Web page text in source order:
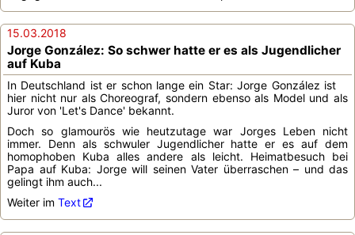
15.03.2018
Jorge González: So schwer hatte er es als Jugendlicher
auf Kuba
In Deutschland ist er schon lange ein Star: Jorge González ist
hier nicht nur als Choreograf, sondern ebenso als Model und als
Juror von 'Let's Dance' bekannt.
Doch so glamourös wie heutzutage war Jorges Leben nicht
immer. Denn als schwuler Jugendlicher hatte er es auf dem
homophoben Kuba alles andere als leicht. Heimatbesuch bei
Papa auf Kuba: Jorge will seinen Vater überraschen – und das
gelingt ihm auch...
Weiter im Text